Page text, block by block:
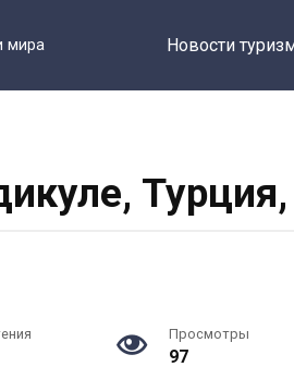
мира Новости
Просмотры
97